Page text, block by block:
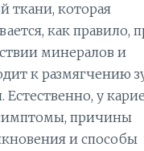
ткани, которая
как правило,
минералов и
к размягчению
Естественно, у
причины
и способы